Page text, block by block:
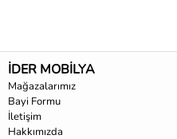
İDER MOBİLYA
Mağazalarımız
Bayi Formu
İletişim
Hakkımızda